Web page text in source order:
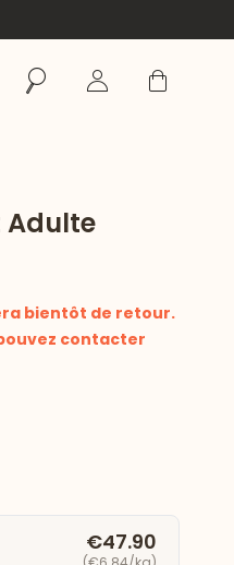
RechercherSe connecter
Panier
Adulte
bientôt de retour.
contacter
€47.90